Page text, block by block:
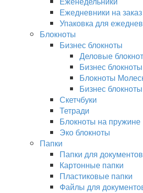
Ежедневники на заказ
Упаковка для
Блокноты
Бизнес блокноты
Деловые
Бизнес
Блокноты
Бизнес
Скетчбуки
Тетради
Блокноты на пружине
Эко блокноты
Папки
Папки для документов
Картонные папки
Пластиковые папки
Файлы для